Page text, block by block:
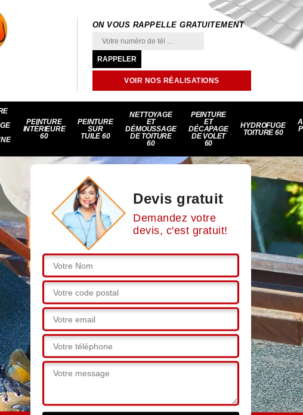
ON VOUS RAPPELLE GRATUITEMENT
VOIR NOS RÉALISATIONS
PEINTURE
INTÉRIEURE
60
PEINTURE
SUR
TUILE 60
NETTOYAGE
ET
DÉMOUSSAGE
DE TOITURE
60
PEINTURE
ET
DÉCAPAGE
DE VOLET
60
HYDROFUGE
TOITURE 60
Devis gratuit
Demandez votre
devis, c'est gratuit!